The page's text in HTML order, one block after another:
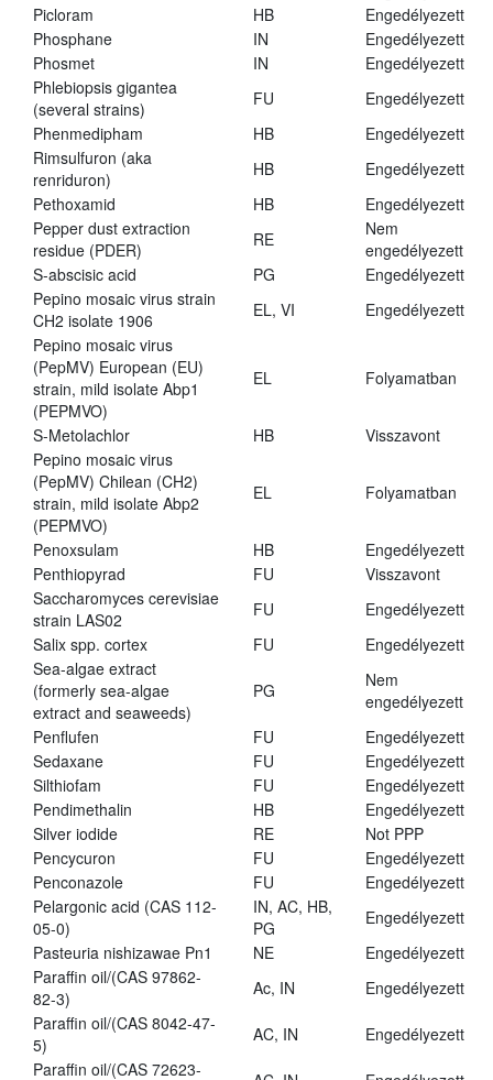
Picloram
HB
Engedélyezett
Phosphane
IN
Engedélyezett
Phosmet
IN
Engedélyezett
Phlebiopsis gigantea
(several strains)
FU
Engedélyezett
Phenmedipham
HB
Engedélyezett
Rimsulfuron (aka
renriduron)
HB
Engedélyezett
Pethoxamid
HB
Engedélyezett
Pepper dust extraction
residue (PDER)
RE
Nem
engedélyezett
S-abscisic acid
PG
Engedélyezett
Pepino mosaic virus strain
CH2 isolate 1906
EL, VI
Engedélyezett
Pepino mosaic virus
(PepMV) European (EU)
strain, mild isolate Abp1
(PEPMVO)
EL Folyamatban
S-Metolachlor HB
Visszavont
Pepino mosaic virus
(PepMV) Chilean (CH2)
strain, mild isolate Abp2
(PEPMVO)
EL Folyamatban
Penoxsulam HB
Engedélyezett
Penthiopyrad
FU
Visszavont
Saccharomyces cerevisiae
strain LAS02
FU
Engedélyezett
Salix spp. cortex
FU
Engedélyezett
Sea-algae extract
(formerly sea-algae
extract and seaweeds)
PG
Nem
engedélyezett
Penflufen
FU
Engedélyezett
Sedaxane
FU
Engedélyezett
Silthiofam
FU
Engedélyezett
Pendimethalin
HB
Engedélyezett
Silver iodide
RE
Not PPP
Pencycuron
FU
Engedélyezett
Penconazole
FU
Engedélyezett
Pelargonic acid (CAS 112-
05-0)
IN, AC, HB,
PG
Engedélyezett
Pasteuria nishizawae Pn1
NE
Engedélyezett
Paraffin oil/(CAS 97862-
82-3)
Ac, IN
Engedélyezett
Paraffin oil/(CAS 8042-47-
5)
AC, IN
Engedélyezett
Paraffin oil/(CAS 72623-